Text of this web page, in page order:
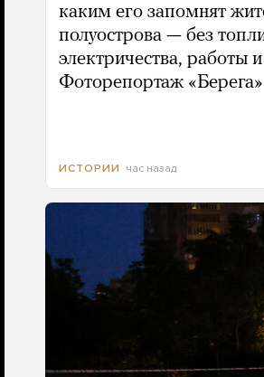
каким его запомнят
полуострова — без
электричества, работы
Фоторепортаж «Берега»
ИСТОРИИ час назад